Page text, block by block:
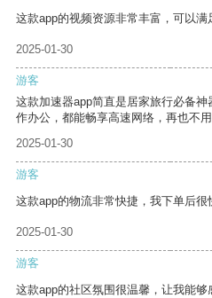
这款app的视频资源非常丰富，可以满
2025-01-30
游客
这款加速器app简直是居家旅行必备
作办公，都能畅享高速网络，再也不用
2025-01-30
游客
这款app的物流非常快捷，我下单后很
2025-01-30
游客
这款app的社区氛围很温馨，让我能够